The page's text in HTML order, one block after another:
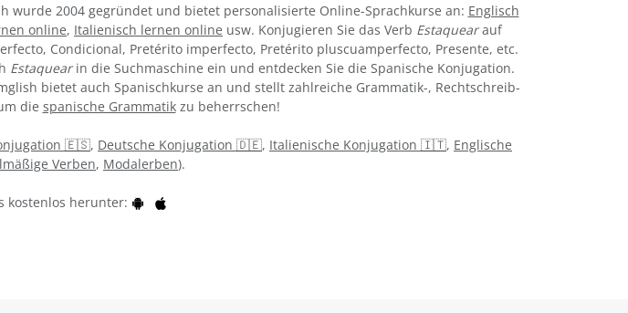
wurde 2004 gegründet und bietet personalisierte Online-Sprachkurse an: Englisch
online, Italienisch lernen online usw. Konjugieren Sie das Verb Estaquearauf
Condicional, Pretérito imperfecto, Pretérito pluscuamperfecto, Presente, etc.
Estaquearin die Suchmaschine ein und entdecken Sie die Spanische Konjugation.
bietet auch Spanischkurse an und stellt zahlreiche Grammatik-, Rechtschreib-
die spanische Grammatikzu beherrschen!
🇪🇸, Deutsche Konjugation 🇩🇪, Italienische Konjugation 🇮🇹, Englische
Verben, Modalerben).
kostenlos herunter: